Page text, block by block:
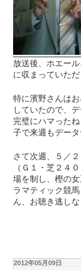
放送後、ホエー
に収まっていただ
特に濱野さんは
していたので、
完璧にハマった
子で来週もデー
さて次週、５／
（Ｇ１・芝２４
場を制し、樫の
ラマティック競
ん、お聴き逃しな
2012年05月09日